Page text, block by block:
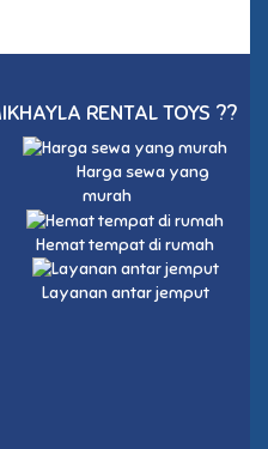
RENTAL TOYS ??
Harga sewa yang
murah
Hemat tempat di rumah
Layanan antar jemput